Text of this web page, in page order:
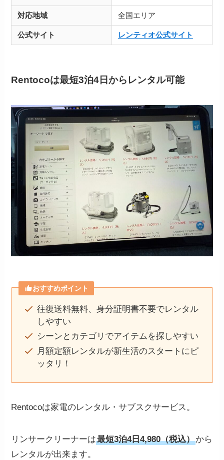
対応地域 全国エリア
公式サイト レンティオ公式サイト
Rentocoは最短3泊4日からレンタル可能
おすすめポイント
往復送料無料、身分証明書不要でレンタル
しやすい
シーンとカテゴリでアイテムを探しやすい
月額定額レンタルが新生活のスタートにピ
ッタリ！
Rentocoは家電のレンタル・サブスクサービス。
リンサークリーナーは最短3泊4日4,980（税込）から
レンタルが出来ます。